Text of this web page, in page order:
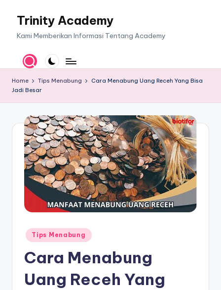
Trinity Academy
Kami Memberikan Informasi Tentang Academy
Home Tips Menabung
Cara Menabung Uang Receh Yang Bisa
Jadi Besar
Posted
in
Tips Menabung
Cara Menabung
Uang Receh Yang